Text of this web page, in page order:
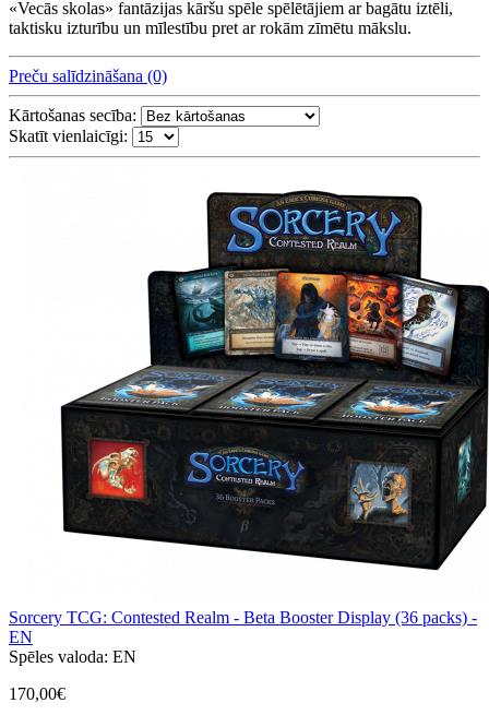
«Vecās skolas» fantāzijas kāršu spēle spēlētājiem ar bagātu iztēli,
taktisku izturību un mīlestību pret ar rokām zīmētu mākslu.
Preču salīdzināšana (0)
Kārtošanas secība:
Skatīt vienlaicīgi:
Sorcery TCG: Contested Realm - Beta Booster Display (36 packs) -
EN
Spēles valoda: EN
170,00€